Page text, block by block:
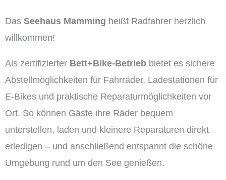
Das Seehaus Mamming heißt Radfahrer herzlich
willkommen!
Als zertifizierter Bett+Bike-Betrieb bietet es sichere
Abstellmöglichkeiten für Fahrräder, Ladestationen für
E-Bikes und praktische Reparaturmöglichkeiten vor
Ort. So können Gäste ihre Räder bequem
unterstellen, laden und kleinere Reparaturen direkt
erledigen – und anschließend entspannt die schöne
Umgebung rund um den See genießen.